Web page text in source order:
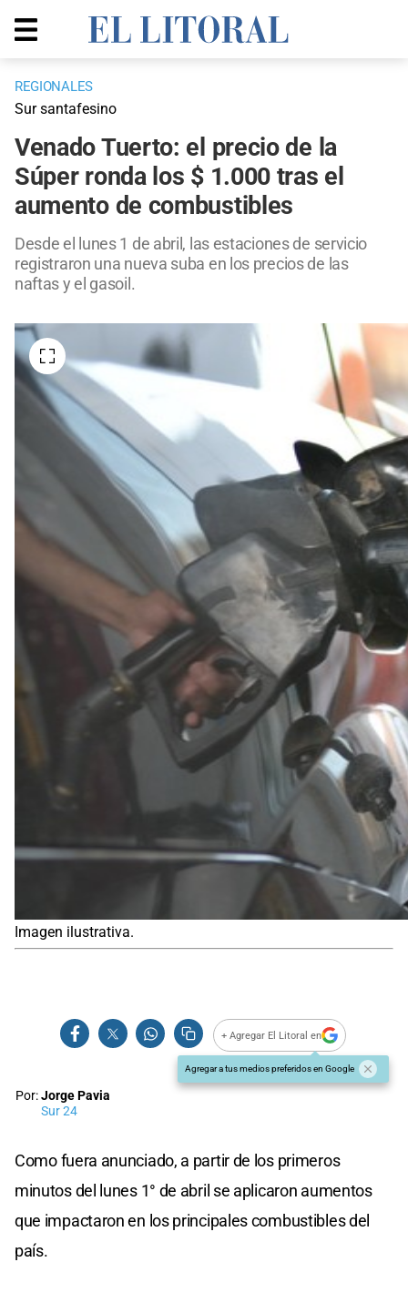
REGIONALES
Sur santafesino
Venado Tuerto: el precio de la
Súper ronda los $ 1.000 tras el
aumento de combustibles
Desde el lunes 1 de abril, las estaciones de servicio
registraron una nueva suba en los precios de las
naftas y el gasoil.
Imagen ilustrativa.
+ Agregar El Litoral en
Agregar a tus medios preferidos en Google
Por:Jorge Pavia
Sur 24
Como fuera anunciado, a partir de los primeros
minutos del lunes 1° de abril se aplicaron aumentos
que impactaron en los principales combustibles del
país.